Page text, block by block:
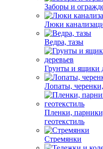
Заборы и
Люки
Ведра, тазы
Грунты и ящики
Лопаты,
Пленки,
геотекстиль
Стремянки